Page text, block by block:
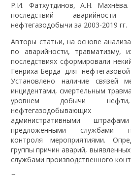
Р.И. Фатхутдинов, А.Н.
последствий
нефтегазодобычи за 2003-2019 гг.
Авторы статьи, на основе
по аварийности, травматизму,
последствиях сформировали
Генриха-Бёрда для
Установлено наличие связей
инцидентами, смертельным
уровнем добычи нефти,
нефтегазодобывающих
административными
предложенными службами
контроля мероприятиями.
группы причин аварий,
службами производственного